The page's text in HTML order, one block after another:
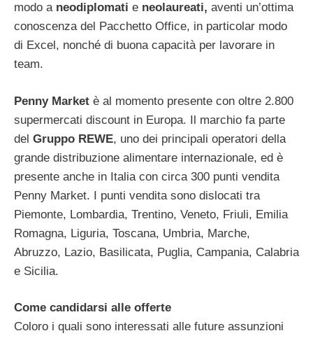
modo a neodiplomati e neolaureati, aventi un’ottima
conoscenza del Pacchetto Office, in particolar modo
di Excel, nonché di buona capacità per lavorare in
team.
Penny Market è al momento presente con oltre 2.800
supermercati discount in Europa. Il marchio fa parte
del Gruppo REWE, uno dei principali operatori della
grande distribuzione alimentare internazionale, ed è
presente anche in Italia con circa 300 punti vendita
Penny Market. I punti vendita sono dislocati tra
Piemonte, Lombardia, Trentino, Veneto, Friuli, Emilia
Romagna, Liguria, Toscana, Umbria, Marche,
Abruzzo, Lazio, Basilicata, Puglia, Campania, Calabria
e Sicilia.
Come candidarsi alle offerte
Coloro i quali sono interessati alle future assunzioni